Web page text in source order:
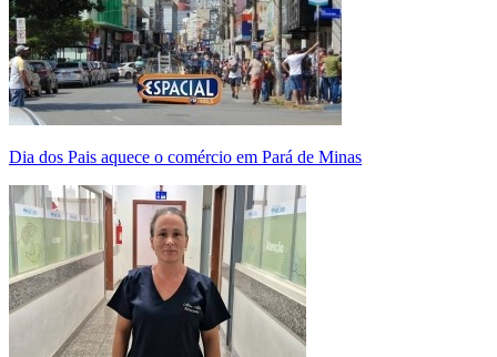
Dia dos Pais aquece o comércio em Pará de Minas